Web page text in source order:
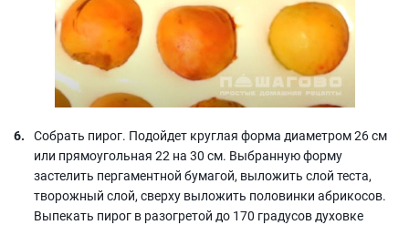
Собрать пирог. Подойдет круглая форма диаметром 26 см
или прямоугольная 22 на 30 см. Выбранную форму
застелить пергаментной бумагой, выложить слой теста,
творожный слой, сверху выложить половинки абрикосов.
Выпекать пирог в разогретой до 170 градусов духовке